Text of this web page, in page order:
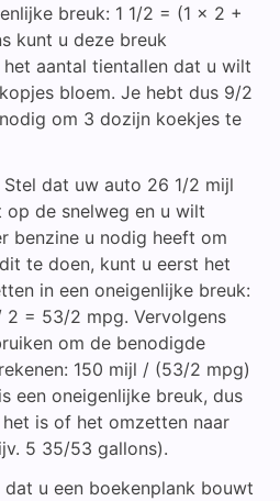
breuk: 1 1/2 = (1 x 2 +
kunt u deze breuk
aantal tientallen dat u wilt
bloem. Je hebt dus 9/2
om 3 dozijn koekjes te
dat uw auto 26 1/2 mijl
de snelweg en u wilt
benzine u nodig heeft om
te doen, kunt u eerst het
in een oneigenlijke breuk:
= 53/2 mpg. Vervolgens
om de benodigde
150 mijl / (53/2 mpg)
een oneigenlijke breuk, dus
is of het omzetten naar
5 35/53 gallons).
u een boekenplank bouwt